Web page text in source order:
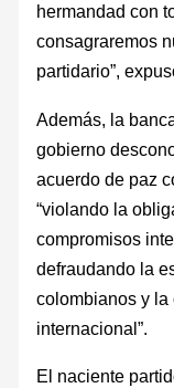
hermandad con
consagraremos
partidario”,
Además, la
gobierno
acuerdo de paz
“violando la
compromisos
defraudando la
colombianos y la
internacional”.
El naciente